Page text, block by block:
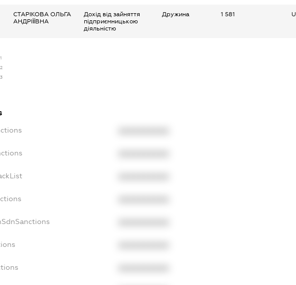
СТАРІКОВА ОЛЬГА
АНДРІЇЇВНА
Дохід від зайняття
підприємницькою
діяльністю
Дружина 1 581